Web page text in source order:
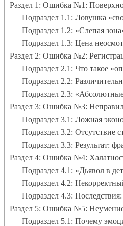
Раздел 1: Ошибка №1:
Подраздел 1.1: Ловушка
Подраздел 1.2: «Слепая
Подраздел 1.3: Цена
Раздел 2: Ошибка №2:
Подраздел 2.1: Что такое
Подраздел 2.2:
Подраздел 2.3:
Раздел 3: Ошибка №3:
Подраздел 3.1: Ложная
Подраздел 3.2: Отсутствие
Подраздел 3.3: Результат:
Раздел 4: Ошибка №4:
Подраздел 4.1: «Дьявол в
Подраздел 4.2:
Подраздел 4.3:
Раздел 5: Ошибка №5: Неумение
Подраздел 5.1: Почему